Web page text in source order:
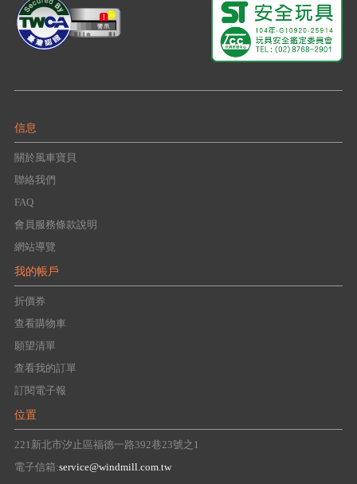
信息
關於風車寶貝
聯絡我們
FAQ
會員服務條款說明
網站導覽
我的帳戶
折價券
查看購物車
願望清單
查看我的訂單
訂閱電子報
位置
221新北市汐止區福德一路392巷23號之1
電子信箱:service@windmill.com.tw